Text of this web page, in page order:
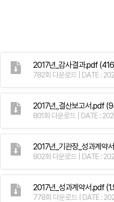
2017년_감사결과.pdf
782회 다운로드 | DATE :
2017년_결산보고서.pdf
801회 다운로드 | DATE :
2017년_기관장_성과계약
802회 다운로드 | DATE :
2017년_성과계약서.pdf
778회 다운로드 | DATE :